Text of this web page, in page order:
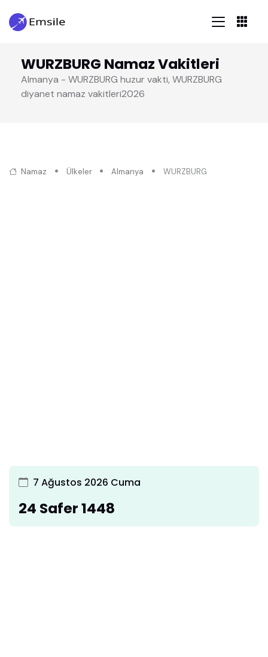
WURZBURG Namaz Vakitleri
Almanya - WURZBURG huzur vakti, WURZBURG
diyanet namaz vakitleri2026
Namaz Ülkeler Almanya WURZBURG
7 Ağustos 2026 Cuma
24 Safer 1448